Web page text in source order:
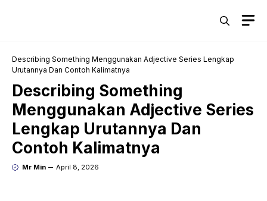
Describing Something Menggunakan Adjective Series Lengkap
Urutannya Dan Contoh Kalimatnya
Describing Something
Menggunakan Adjective Series
Lengkap Urutannya Dan
Contoh Kalimatnya
Mr Min April 8, 2026